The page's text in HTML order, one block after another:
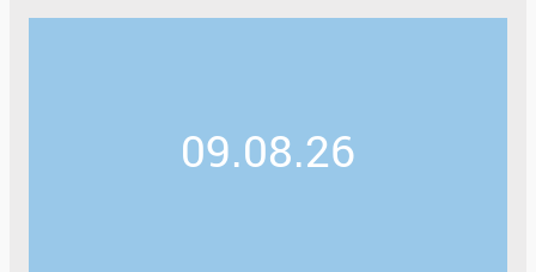
09.08.26